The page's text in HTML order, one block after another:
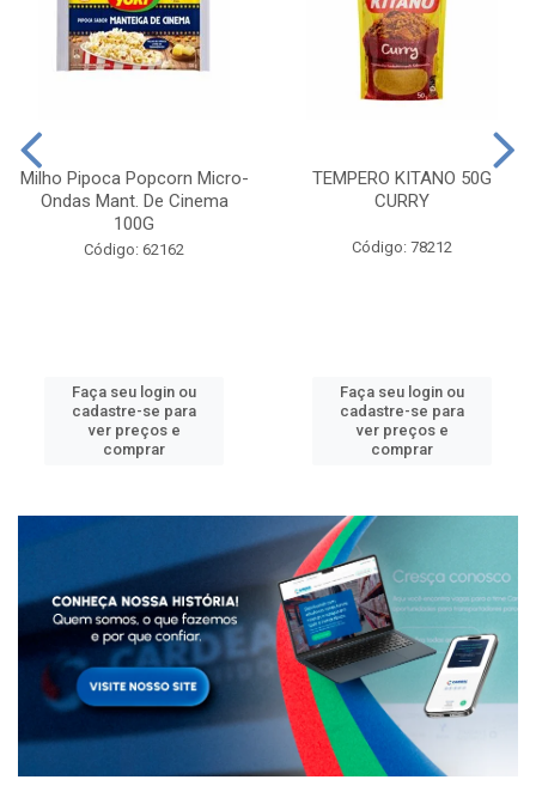
Milho Pipoca Popcorn Micro-
Ondas Mant. De Cinema
100G
Código: 62162
Faça seu login ou
cadastre-se para
ver preços e
comprar
TEMPERO KITANO 50G
CURRY
Código: 78212
Faça seu login ou
cadastre-se para
ver preços e
comprar